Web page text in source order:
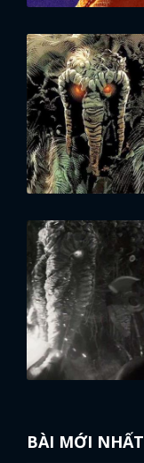
BÀI MỚI NHẤT